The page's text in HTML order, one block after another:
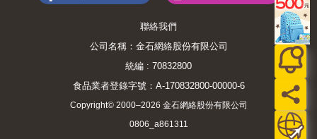
聯絡我們
公司名稱：金石網絡股份有限公司
統編 : 70832800
食品業者登錄字號：A-170832800-00000-6
Copyright© 2000–2026 金石網絡股份有限公司
0806_a861311